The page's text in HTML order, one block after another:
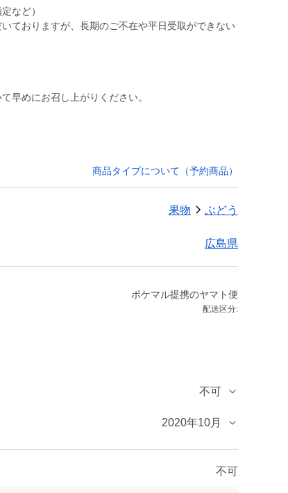
など）
ておりますが、長期のご不在や平日受取ができない
早めにお召し上がりください。
商品タイプについて（予約商品）
果物 ぶどう
広島県
ポケマル提携のヤマト便
配送区分:
不可
2020年10月
不可